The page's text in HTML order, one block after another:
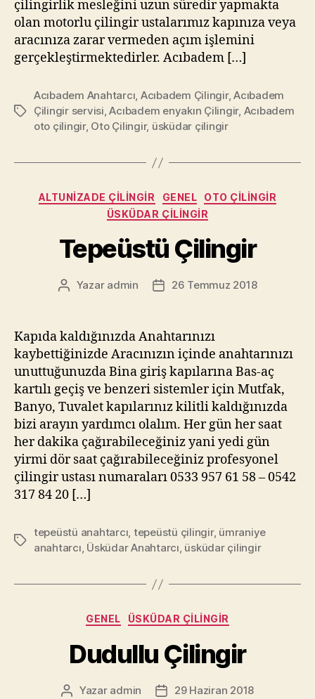
çilingirlik mesleğini uzun süredir yapmakta
olan motorlu çilingir ustalarımız kapınıza veya
aracınıza zarar vermeden açım işlemini
gerçekleştirmektedirler. Acıbadem […]
Etiketler
Acıbadem Anahtarcı, Acıbadem Çilingir,Acıbadem
Çilingir servisi,Acıbadem enyakın Çilingir, Acıbadem
oto çilingir, Oto Çilingir, üsküdar çilingir
Kategoriler
ALTUNIZADE ÇILINGIR GENEL
OTO ÇILINGIR
ÜSKÜDAR ÇILINGIR
Tepeüstü Çilingir
Yazının
Yazar admin
Yazı26 Temmuz 2018
Kapıda kaldığınızda Anahtarınızı
kaybettiğinizde Aracınızın içinde anahtarınızı
unuttuğunuzda Bina giriş kapılarına Bas-aç
kartılı geçiş ve benzeri sistemler için Mutfak,
Banyo, Tuvalet kapılarınız kilitli kaldığınızda
bizi arayın yardımcı olalım. Her gün her saat
her dakika çağırabileceğiniz yani yedi gün
yirmi dör saat çağırabileceğiniz profesyonel
çilingir ustası numaraları 0533 957 61 58 – 0542
317 84 20 […]
Etiketler
tepeüstü anahtarcı, tepeüstü çilingir, ümraniye
anahtarcı, Üsküdar Anahtarcı, üsküdar çilingir
Kategoriler
GENEL ÜSKÜDAR ÇILINGIR
Dudullu Çilingir
Yazının
Yazar admin
Yazı29 Haziran 2018